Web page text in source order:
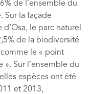
de l’ensemble du
Sur la façade
le parc naturel
de la biodiversité
le « point
Sur l’ensemble du
espèces ont été
et 2013,